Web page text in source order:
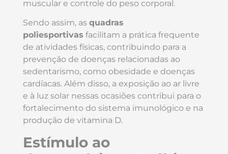
muscular e controle do peso corporal.
Sendo assim, as quadras
poliesportivas facilitam a prática frequente
de atividades físicas, contribuindo para a
prevenção de doenças relacionadas ao
sedentarismo, como obesidade e doenças
cardíacas. Além disso, a exposição ao ar livre
e à luz solar nessas ocasiões contribui para o
fortalecimento do sistema imunológico e na
produção de vitamina D.
Estímulo ao